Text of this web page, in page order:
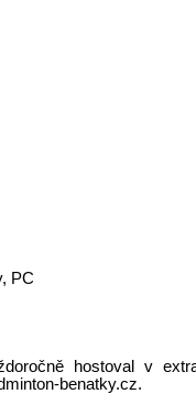
PC
hostoval v
benatky.cz.